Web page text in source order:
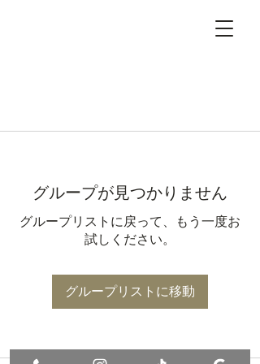
グループが見つかりません
グループリストに戻って、もう一度お
試しください。
グループリストに移動